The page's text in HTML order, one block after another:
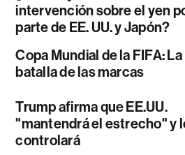
intervención sobre el yen
parte de EE. UU. y Japón?
Copa Mundial de la FIFA: La
batalla de las marcas
Trump afirma que EE.UU.
"mantendrá el estrecho" y
controlará